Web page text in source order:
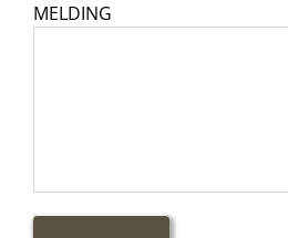
MELDING